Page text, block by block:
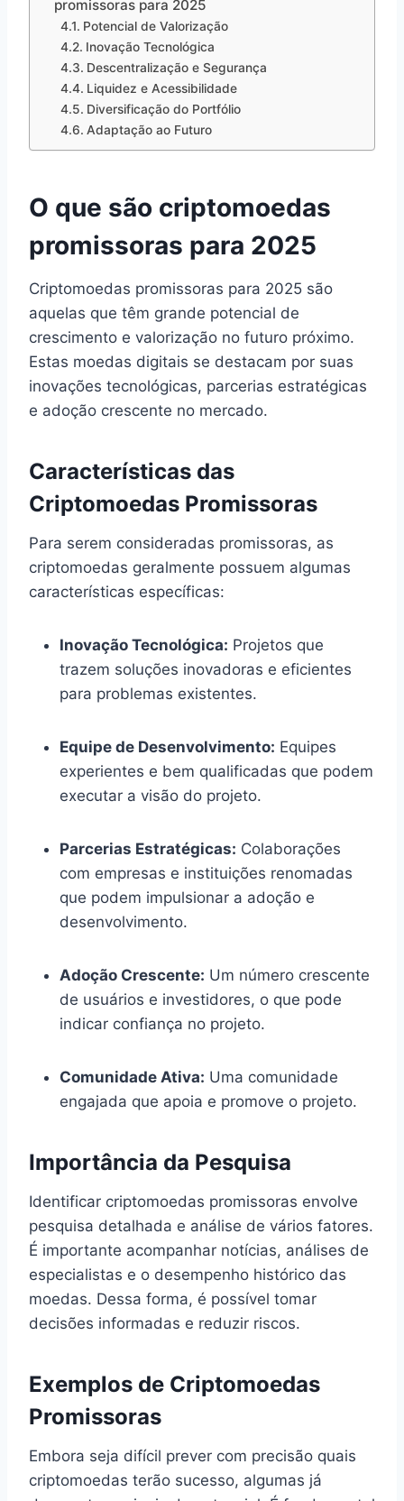
promissoras para 2025
Potencial de Valorização
Inovação Tecnológica
Descentralização e Segurança
Liquidez e Acessibilidade
Diversificação do Portfólio
Adaptação ao Futuro
O que são criptomoedas
promissoras para 2025
Criptomoedas promissoras para 2025 são
aquelas que têm grande potencial de
crescimento e valorização no futuro próximo.
Estas moedas digitais se destacam por suas
inovações tecnológicas, parcerias estratégicas
e adoção crescente no mercado.
Características das
Criptomoedas Promissoras
Para serem consideradas promissoras, as
criptomoedas geralmente possuem algumas
características específicas:
Inovação Tecnológica: Projetos que
trazem soluções inovadoras e eficientes
para problemas existentes.
Equipe de Desenvolvimento: Equipes
experientes e bem qualificadas que podem
executar a visão do projeto.
Parcerias Estratégicas: Colaborações
com empresas e instituições renomadas
que podem impulsionar a adoção e
desenvolvimento.
Adoção Crescente: Um número crescente
de usuários e investidores, o que pode
indicar confiança no projeto.
Comunidade Ativa: Uma comunidade
engajada que apoia e promove o projeto.
Importância da Pesquisa
Identificar criptomoedas promissoras envolve
pesquisa detalhada e análise de vários fatores.
É importante acompanhar notícias, análises de
especialistas e o desempenho histórico das
moedas. Dessa forma, é possível tomar
decisões informadas e reduzir riscos.
Exemplos de Criptomoedas
Promissoras
Embora seja difícil prever com precisão quais
criptomoedas terão sucesso, algumas já